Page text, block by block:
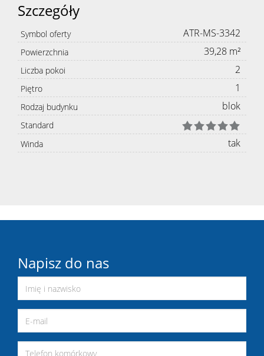
Szczegóły
Symbol oferty ATR-MS-3342
Powierzchnia 39,28 m²
Liczba pokoi 2
Piętro 1
Rodzaj budynku blok
Standard
Winda
tak
Napisz do nas